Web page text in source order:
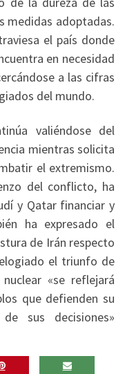
medidas adoptadas.
el país donde
en necesidad
a las cifras
del mundo.
valiéndose del
mientras solicita
el extremismo.
del conflicto, ha
y Qatar financiar y
ha expresado el
de Irán respecto
el triunfo de
«se reflejará
que defienden su
sus decisiones»